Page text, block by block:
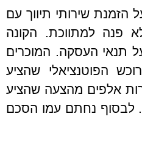
הזמנת שירותי תיווך עם
פנה למתווכת. הקונה
תנאי העסקה. המוכרים
הפוטנציאלי שהציע
אלפים מהצעה שהציע
לבסוף נחתם עמו הסכם